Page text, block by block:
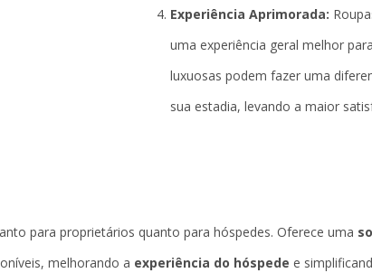
Experiência Aprimorada:
uma experiência geral melhor
luxuosas podem fazer uma
sua estadia, levando a maior
para proprietários quanto para hóspedes. Oferece uma
melhorando a experiência do hóspede e